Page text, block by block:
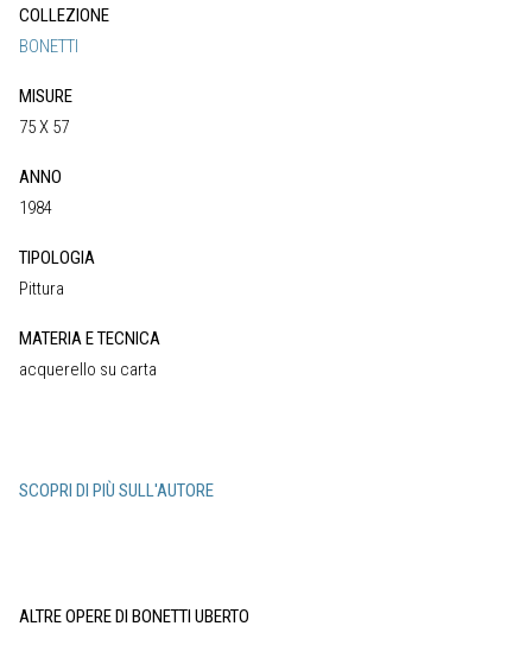
COLLEZIONE
BONETTI
MISURE
75 X 57
ANNO
1984
TIPOLOGIA
Pittura
MATERIA E TECNICA
acquerello su carta
SCOPRI DI PIÙ SULL'AUTORE
ALTRE OPERE DI BONETTI UBERTO